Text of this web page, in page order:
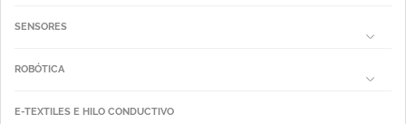
SENSORES
ROBÓTICA
E-TEXTILES E HILO CONDUCTIVO